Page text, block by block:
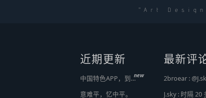
Art
近期更新
中国特色APP，到底谁来治？new
意难平，忆中平。
最新评